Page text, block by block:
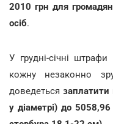
2010 грн для
осіб.
У грудні-січні
кожну незаконно
доведеться заплатити
у діаметрі) до